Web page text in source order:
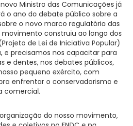
Ministro das Comunicações já
o ano do debate público sobre a
o novo marco regulatório das
construiu ao longo dos
de Lei de Iniciativa Popular)
e precisamos nos capacitar para
e dentes, nos debates públicos,
pequeno exército, com
enfrentar o conservadorismo e
comercial.
do nosso movimento,